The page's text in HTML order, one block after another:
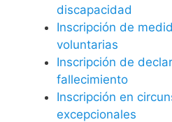
discapacidad
Inscripción de
voluntarias
Inscripción de
fallecimiento
Inscripción en
excepcionales